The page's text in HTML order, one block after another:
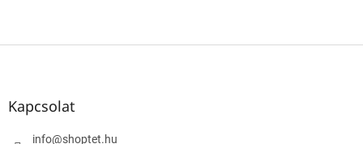
L
Kapcsolat
info@shoptet.hu